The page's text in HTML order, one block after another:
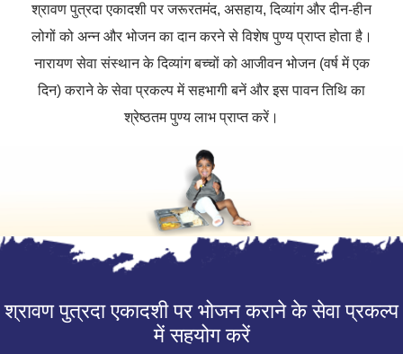
श्रावण पुत्रदा एकादशी पर जरूरतमंद, असहाय, दिव्यांग और दीन-हीन
लोगों को अन्न और भोजन का दान करने से विशेष पुण्य प्राप्त होता है।
नारायण सेवा संस्थान के दिव्यांग बच्चों को आजीवन भोजन (वर्ष में एक
दिन) कराने के सेवा प्रकल्प में सहभागी बनें और इस पावन तिथि का
श्रेष्ठतम पुण्य लाभ प्राप्त करें।
श्रावण पुत्रदा एकादशी पर भोजन कराने के सेवा प्रकल्प
में सहयोग करें